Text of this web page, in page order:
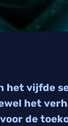
vijfde
het
de